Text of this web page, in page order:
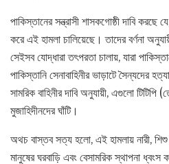
পাকিস্তানের সন্ত্রাসী শাসকগোষ্ঠী দাবি করছে
করে এই হামলা চালিয়েছে। তাদের বর্ণনা
সেইসব যোদ্ধারা তৎপরতা চালায়, যারা
পাকিস্তানি সেনাবাহিনীর ভাড়াটে সৈন্যদের
সামরিক বাহিনীর দাবি অনুযায়ী, এগুলো
মুজাহিদীনদের ঘাঁটি।
অথচ বাস্তব সত্য হলো, এই হামলায় নারী,
মানুষের ঘরবাড়ি এবং বেসামরিক স্থাপনা